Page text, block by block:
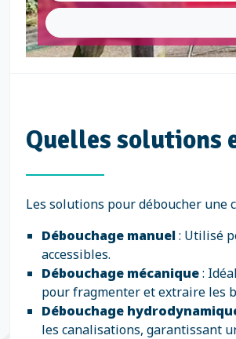
Quelles solutions
Les solutions pour déboucher une
Débouchage manuel: Utilisé
accessibles.
Débouchage mécanique:
pour fragmenter et extraire les
Débouchage
les canalisations, garantissant